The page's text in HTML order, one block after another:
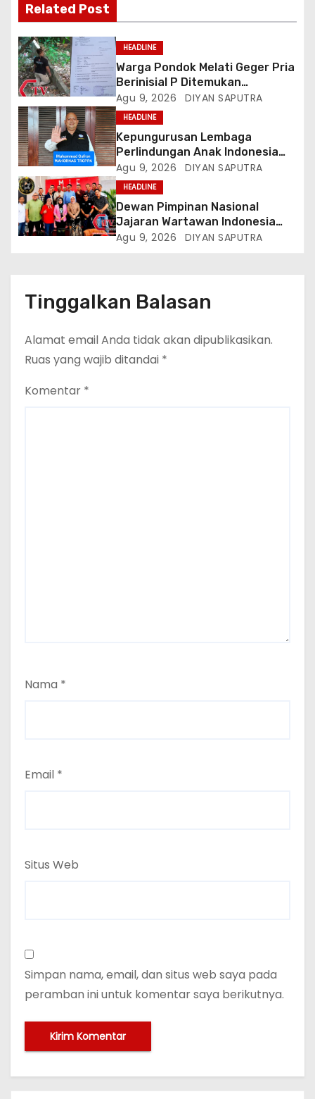
Related Post
HEADLINE
Warga Pondok Melati Geger Pria
Berinisial P Ditemukan
Meninggal Diduga Akibat
Tekanan Hutang
Agu 9, 2026 DIYAN SAPUTRA
HEADLINE
Kepungurusan Lembaga
Perlindungan Anak Indonesia
(LPAI) Periode 2026-2031
Terbentuk, Wakil Kordinator
Nasional Tim Reaksi Cepat
Perlindungan Perempuan Anak
(Wakornas TRCPPA) Muhammad
Gufron Mengapresiasi Dan Beri
Agu 9, 2026 DIYAN SAPUTRA
HEADLINE
Dewan Pimpinan Nasional
Jajaran Wartawan Indonesia
(DPN-JWI) Menggelar Rapat
Agu 9, 2026 DIYAN SAPUTRA
Tinggalkan Balasan
Alamat email Anda tidak akan dipublikasikan.
Ruas yang wajib ditandai *
Komentar *
Nama *
Email *
Situs Web
Simpan nama, email, dan situs web saya pada
peramban ini untuk komentar saya berikutnya.